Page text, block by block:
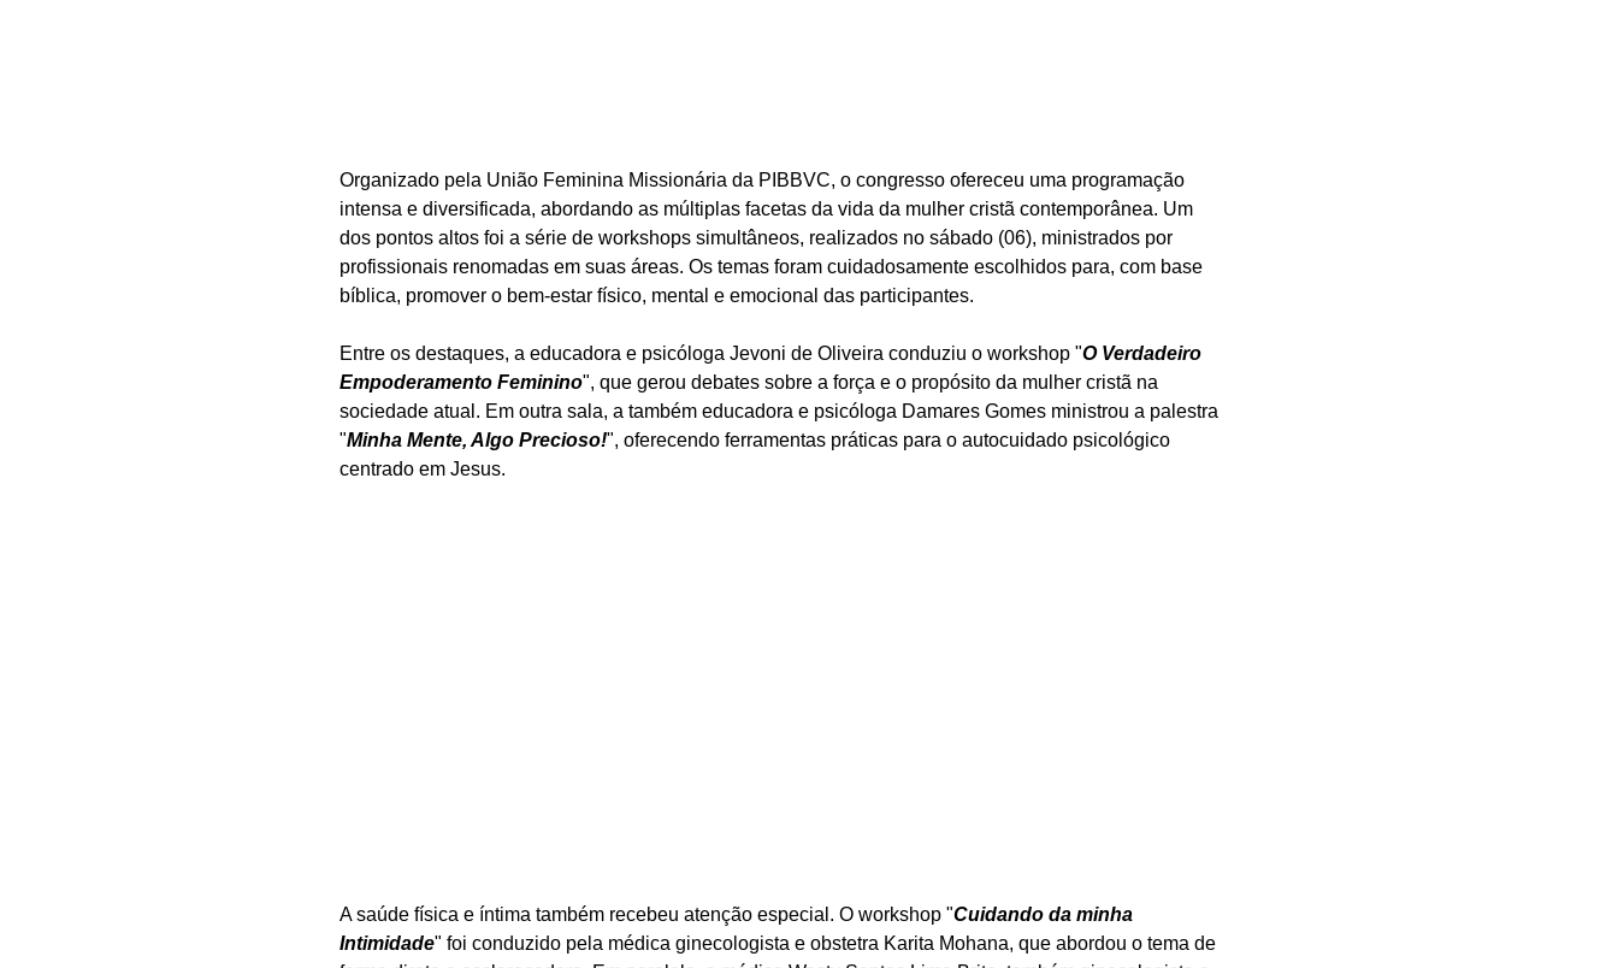
Organizado pela União Feminina Missionária da PIBBVC, o congresso ofereceu uma programação
intensa e diversificada, abordando as múltiplas facetas da vida da mulher cristã contemporânea. Um
dos pontos altos foi a série de workshops simultâneos, realizados no sábado (06), ministrados por
profissionais renomadas em suas áreas. Os temas foram cuidadosamente escolhidos para, com base
bíblica, promover o bem-estar físico, mental e emocional das participantes.
Entre os destaques, a educadora e psicóloga Jevoni de Oliveira conduziu o workshop "O Verdadeiro
Empoderamento Feminino", que gerou debates sobre a força e o propósito da mulher cristã na
sociedade atual. Em outra sala, a também educadora e psicóloga Damares Gomes ministrou a palestra
"Minha Mente, Algo Precioso!", oferecendo ferramentas práticas para o autocuidado psicológico
centrado em Jesus.
A saúde física e íntima também recebeu atenção especial. O workshop "Cuidando da minha
Intimidade" foi conduzido pela médica ginecologista e obstetra Karita Mohana, que abordou o tema de